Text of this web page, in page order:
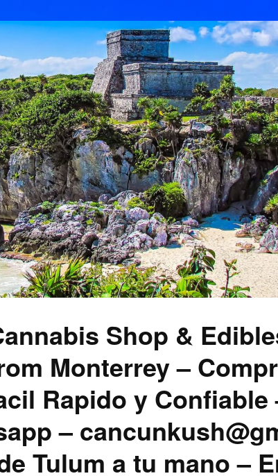
Shop &
Monterrey –
Rapido y Confiable
–
Tulum a tu mano –